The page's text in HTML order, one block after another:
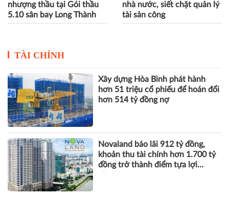
nhượng thầu tại Gói thầu
5.10 sân bay Long Thành
nhà nước, siết chặt quản lý
tài sản công
TÀI CHÍNH
Xây dựng Hòa Bình phát hành
hơn 51 triệu cổ phiếu để hoán đổi
hơn 514 tỷ đồng nợ
Novaland báo lãi 912 tỷ đồng,
khoản thu tài chính hơn 1.700 tỷ
đồng trở thành điểm tựa lợi